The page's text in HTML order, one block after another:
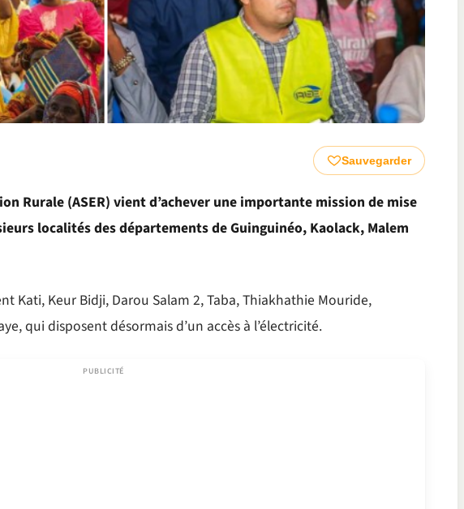
Sauvegarder
Rurale (ASER) vient d’achever une importante mission de mise
localités des départements de Guinguinéo, Kaolack, Malem
Kati, Keur Bidji, Darou Salam 2, Taba, Thiakhathie Mouride,
qui disposent désormais d’un accès à l’électricité.